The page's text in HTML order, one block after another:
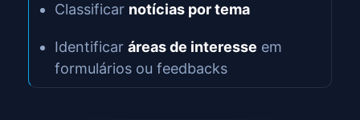
Classificar notícias por tema
Identificar áreas de interesse em
formulários ou feedbacks